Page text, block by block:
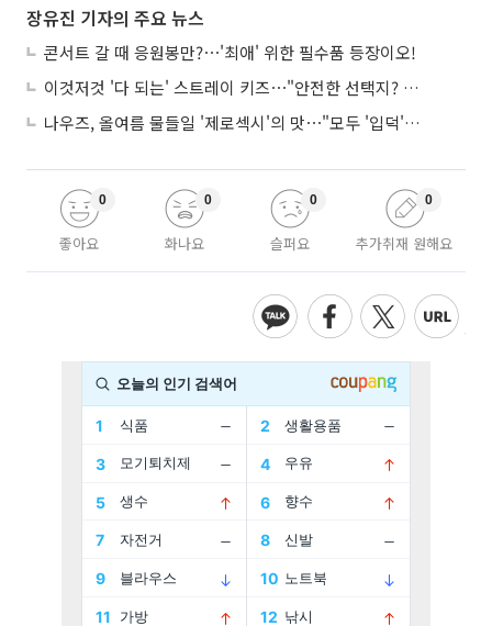
장유진 기자의 주요 뉴스
콘서트 갈 때 응원봉만?⋯'최애' 위한 필수품 등장이오!
이것저것 '다 되는' 스트레이 키즈⋯"안전한 선택지? 도전이 재밌죠"
나우즈, 올여름 물들일 '제로섹시'의 맛⋯"모두 '입덕'시킬 것"
좋아요
0
화나요
0
슬퍼요
0
추가취재 원해요
0